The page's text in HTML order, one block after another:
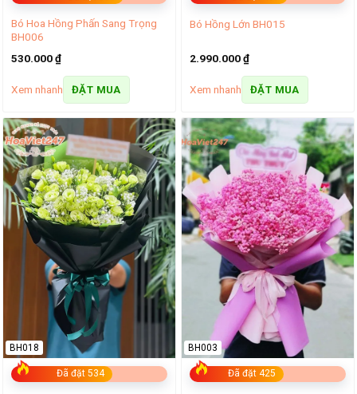
Bó Hoa Hồng Phấn Sang Trọng
BH006
530.000₫
Xem nhanh ĐẶT MUA
Bó Hồng Lớn BH015
2.990.000₫
Xem nhanh ĐẶT MUA
Đã đặt 534
BH018
Đã đặt 425
BH003